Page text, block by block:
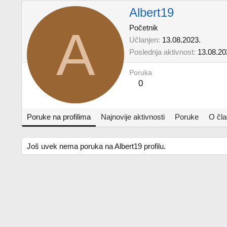
A
Albert19
Početnik
Učlanjen 13.08.2023.
Poslednja aktivnost
Poruka
0
Poruke na profilima Najnovije aktivnosti Poruke O
Još uvek nema poruka na Albert19 profilu.